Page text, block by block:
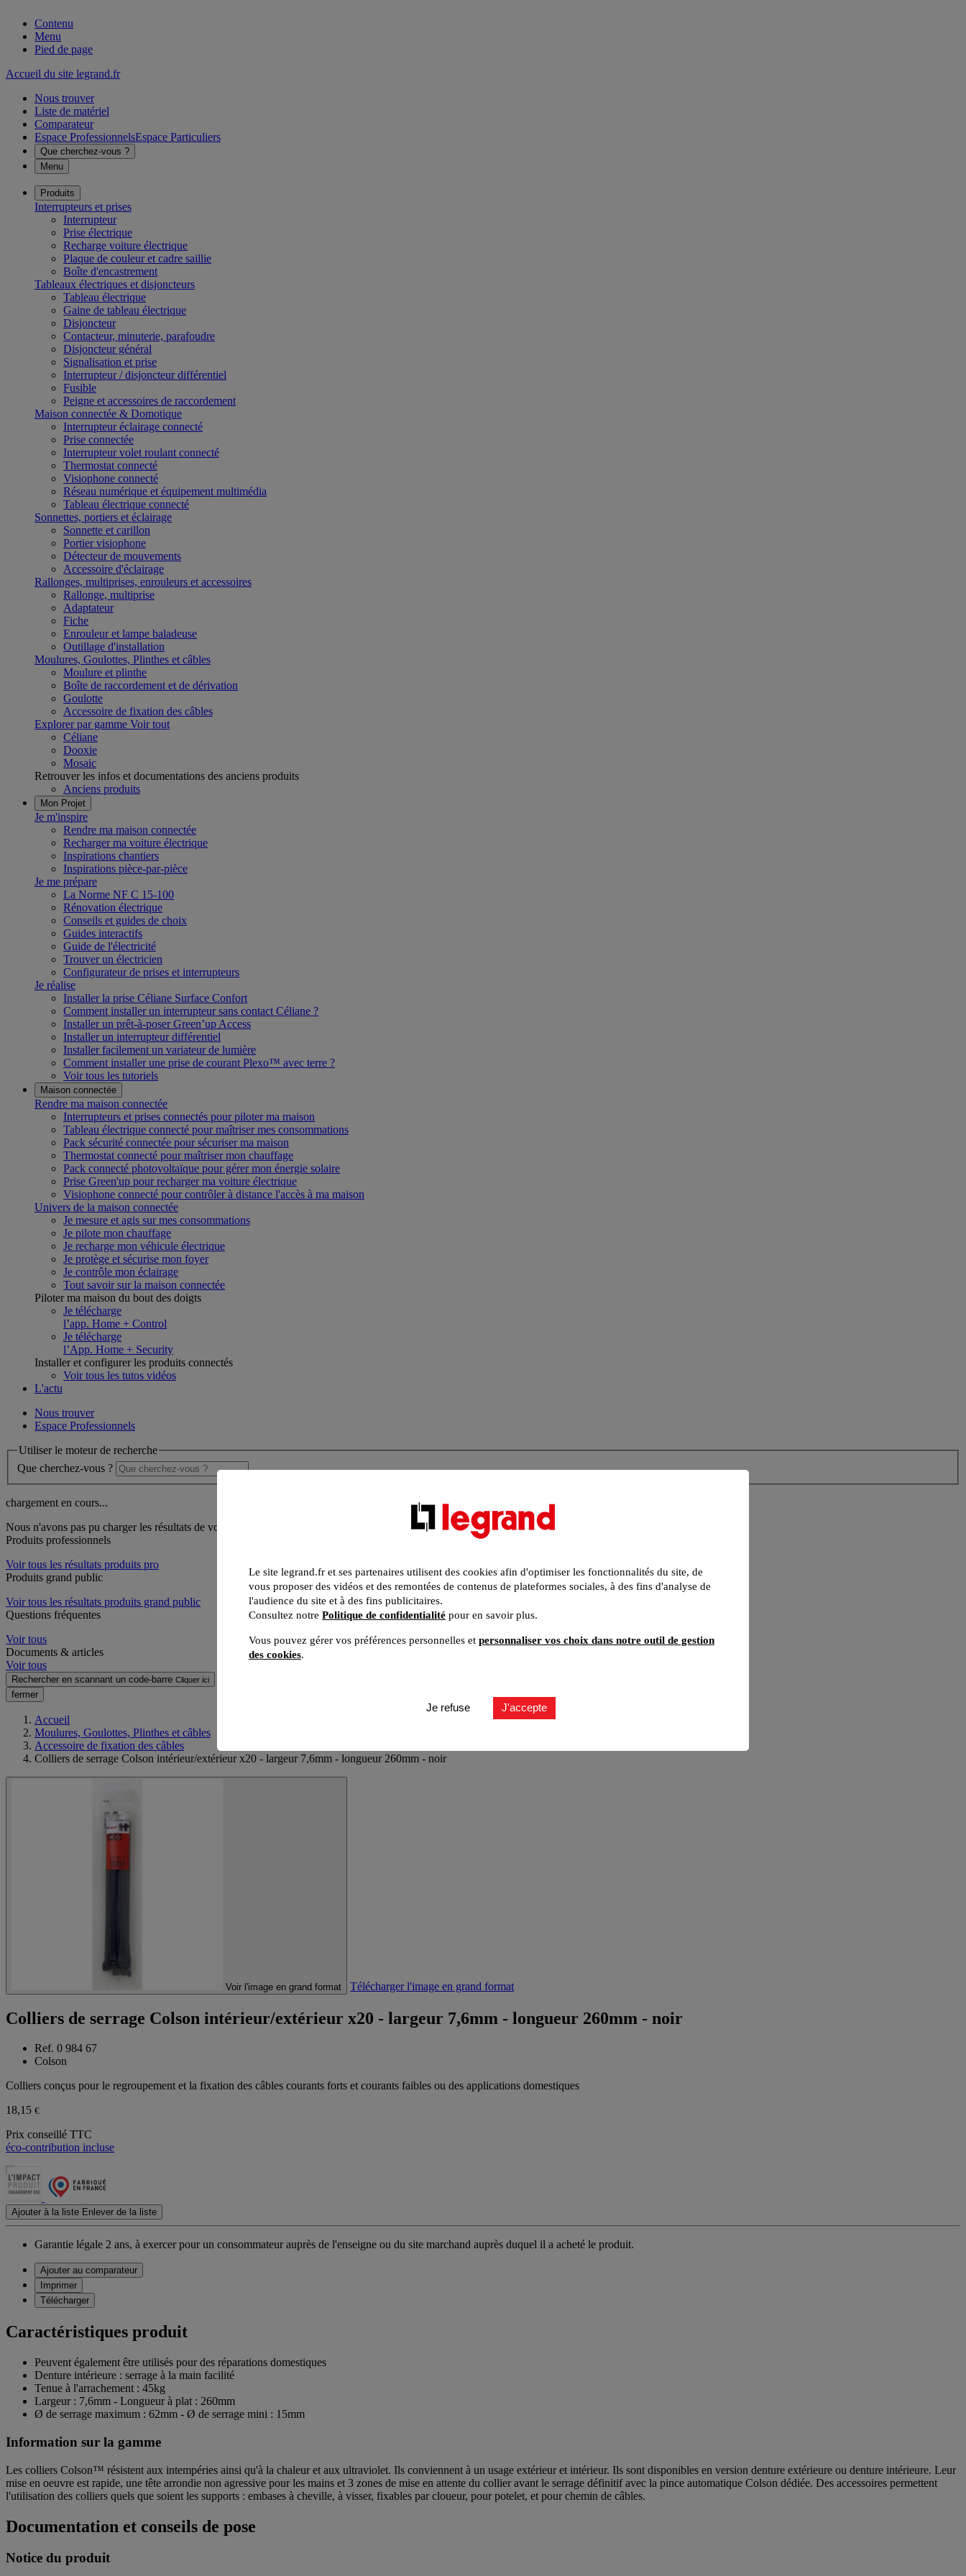
Contenu
Menu
Pied de page
Accueil du site legrand.fr
Nous trouver
Liste de matériel
Comparateur
Espace ProfessionnelsEspace Particuliers
Que cherchez-vous ?
Menu
Produits
Interrupteurs et prises
Interrupteur
Prise électrique
Recharge voiture électrique
Plaque de couleur et cadre saillie
Boîte d'encastrement
Tableaux électriques et disjoncteurs
Tableau électrique
Gaine de tableau électrique
Disjoncteur
Contacteur, minuterie, parafoudre
Disjoncteur général
Signalisation et prise
Interrupteur / disjoncteur différentiel
Fusible
Peigne et accessoires de raccordement
Maison connectée & Domotique
Interrupteur éclairage connecté
Prise connectée
Interrupteur volet roulant connecté
Thermostat connecté
Visiophone connecté
Réseau numérique et équipement multimédia
Tableau électrique connecté
Sonnettes, portiers et éclairage
Sonnette et carillon
Portier visiophone
Détecteur de mouvements
Accessoire d'éclairage
Rallonges, multiprises, enrouleurs et accessoires
Rallonge, multiprise
Adaptateur
Fiche
Enrouleur et lampe baladeuse
Outillage d'installation
Moulures, Goulottes, Plinthes et câbles
Moulure et plinthe
Boîte de raccordement et de dérivation
Goulotte
Accessoire de fixation des câbles
Explorer par gamme Voir tout
Céliane
Dooxie
Mosaic
Retrouver les infos et documentations des anciens produits
Anciens produits
Mon Projet
Je m'inspire
Rendre ma maison connectée
Recharger ma voiture électrique
Inspirations chantiers
Inspirations pièce-par-pièce
Je me prépare
La Norme NF C 15-100
Rénovation électrique
Conseils et guides de choix
Guides interactifs
Guide de l'électricité
Trouver un électricien
Configurateur de prises et interrupteurs
Je réalise
Installer la prise Céliane Surface Confort
Comment installer un interrupteur sans contact Céliane ?
Installer un prêt-à-poser Green’up Access
Installer un interrupteur différentiel
Installer facilement un variateur de lumière
Comment installer une prise de courant Plexo™ avec terre ?
Voir tous les tutoriels
Maison connectée
Rendre ma maison connectée
Interrupteurs et prises connectés pour piloter ma maison
Tableau électrique connecté pour maîtriser mes consommations
Pack sécurité connectée pour sécuriser ma maison
Thermostat connecté pour maîtriser mon chauffage
Pack connecté photovoltaïque pour gérer mon énergie solaire
Prise Green'up pour recharger ma voiture électrique
Visiophone connecté pour contrôler à distance l'accès à ma maison
Univers de la maison connectée
Je mesure et agis sur mes consommations
Je pilote mon chauffage
Je recharge mon véhicule électrique
Je protège et sécurise mon foyer
Je contrôle mon éclairage
Tout savoir sur la maison connectée
Piloter ma maison du bout des doigts
Je télécharge
l’app. Home + Control
Je télécharge
l’App. Home + Security
Installer et configurer les produits connectés
Voir tous les tutos vidéos
L'actu
Nous trouver
Espace Professionnels
Utiliser le moteur de recherche
Que cherchez-vous ?
chargement en cours...
Nous n'avons pas pu charger les résultats de votre recherche
Produits professionnels
Voir tous les résultats produits pro
Produits grand public
Voir tous les résultats produits grand public
Questions fréquentes
Voir tous
Documents & articles
Voir tous
Rechercher en scannant un code-barre Cliquer ici
fermer
Accueil
Moulures, Goulottes, Plinthes et câbles
Accessoire de fixation des câbles
Colliers de serrage Colson intérieur/extérieur x20 - largeur 7,6mm - longueur 260mm - noir
Voir l'image en grand format Télécharger l'image en grand format
Colliers de serrage Colson intérieur/extérieur x20 - largeur 7,6mm - longueur 260mm - noir
Ref. 0 984 67
Colson
Colliers conçus pour le regroupement et la fixation des câbles courants forts et courants faibles ou des applications domestiques
18,15 €
Prix conseillé TTC
éco-contribution incluse
Ajouter à la liste Enlever de la liste
Garantie légale 2 ans, à exercer pour un consommateur auprès de l'enseigne ou du site marchand auprès duquel il a acheté le produit.
Ajouter au comparateur
Imprimer
Télécharger
Caractéristiques produit
Peuvent également être utilisés pour des réparations domestiques
Denture intérieure : serrage à la main facilité
Tenue à l'arrachement : 45kg
Largeur : 7,6mm - Longueur à plat : 260mm
Ø de serrage maximum : 62mm - Ø de serrage mini : 15mm
Information sur la gamme
Les colliers Colson™ résistent aux intempéries ainsi qu'à la chaleur et aux ultraviolet. Ils conviennent à un usage extérieur et intérieur. Ils sont disponibles en version denture extérieure ou denture intérieure. Leur
mise en oeuvre est rapide, une tête arrondie non agressive pour les mains et 3 zones de mise en attente du collier avant le serrage définitif avec la pince automatique Colson dédiée. Des accessoires permettent
l'utilisation des colliers quels que soient les supports : embases à cheville, à visser, fixables par cloueur, pour potelet, et pour chemin de câbles.
Documentation et conseils de pose
Notice du produit
Le site legrand.fr et ses partenaires utilisent des cookies afin d'optimiser les fonctionnalités du site, de
vous proposer des vidéos et des remontées de contenus de plateformes sociales, à des fins d'analyse de
l'audience du site et à des fins publicitaires.
Consultez notre Politique de confidentialité pour en savoir plus.
Vous pouvez gérer vos préférences personnelles et personnaliser vos choix dans notre outil de gestion
des cookies.
Je refuse J'accepte